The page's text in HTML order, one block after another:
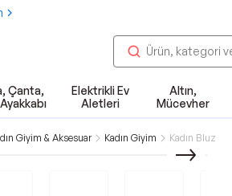
Çanta,
Elektrikli Ev
Aletleri
Altın,
Mücevher
Giyim & Aksesuar Kadın Giyim Kadın Bluz